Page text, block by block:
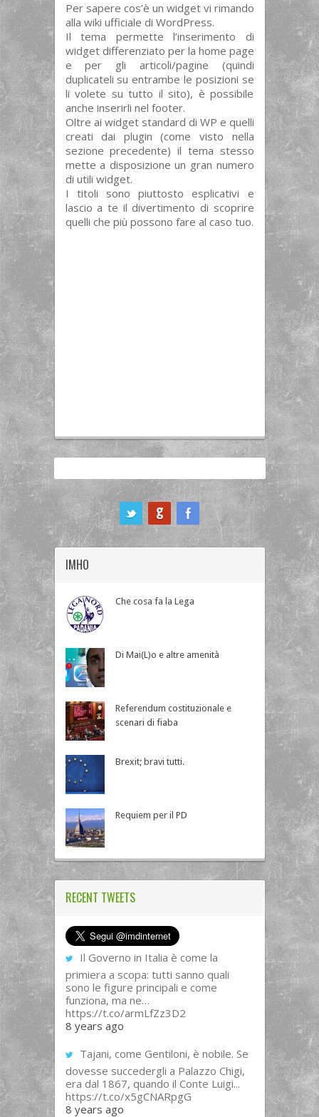
Per sapere cos’è un widget vi rimando
alla wiki ufficiale di WordPress.
Il tema permette l’inserimento di
widget differenziato per la home page
e per gli articoli/pagine (quindi
duplicateli su entrambe le posizioni se
li volete su tutto il sito), è possibile
anche inserirli nel footer.
Oltre ai widget standard di WP e quelli
creati dai plugin (come visto nella
sezione precedente) il tema stesso
mette a disposizione un gran numero
di utili widget.
I titoli sono piuttosto esplicativi e
lascio a te il divertimento di scoprire
quelli che più possono fare al caso tuo.
IMHO
Che cosa fa la Lega
Di Mai(L)o e altre amenità
Referendum costituzionale e
scenari di fiaba
Brexit; bravi tutti.
Requiem per il PD
RECENT TWEETS
Il Governo in Italia è come la
primiera a scopa: tutti sanno quali
sono le figure principali e come
funziona, ma ne…
https://t.co/armLfZz3D2
8 years ago
Tajani, come Gentiloni, è nobile. Se
dovesse succedergli a Palazzo Chigi,
era dal 1867, quando il Conte Luigi...
https://t.co/x5gCNARpgG
8 years ago